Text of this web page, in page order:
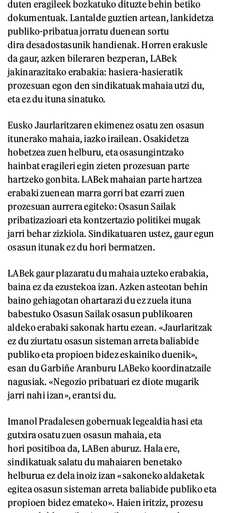
duten eragileek bozkatuko dituzte behin betiko
dokumentuak. Lantalde guztien artean, lankidetza
publiko-pribatua jorratu duenean sortu
dira desadostasunik handienak. Horren erakusle
da gaur, azken bileraren bezperan, LABek
jakinarazitako erabakia: hasiera-hasieratik
prozesuan egon den sindikatuak mahaia utzi du,
eta ez du ituna sinatuko.
Eusko Jaurlaritzaren ekimenez osatu zen osasun
itunerako mahaia, iazko irailean. Osakidetza
hobetzea zuen helburu, eta osasungintzako
hainbat eragileri egin zieten prozesuan parte
hartzeko gonbita. LABek mahaian parte hartzea
erabaki zuenean marra gorri bat ezarri zuen
prozesuan aurrera egiteko: Osasun Sailak
pribatizazioari eta kontzertazio politikei mugak
jarri behar zizkiola. Sindikatuaren ustez, gaur egun
osasun itunak ez du hori bermatzen.
LABek gaur plazaratu du mahaia uzteko erabakia,
baina ez da ezustekoa izan. Azken asteotan behin
baino gehiagotan ohartarazi du ez zuela ituna
babestuko Osasun Sailak osasun publikoaren
aldeko erabaki sakonak hartu ezean. «Jaurlaritzak
ez du ziurtatu osasun sisteman arreta baliabide
publiko eta propioen bidez eskainiko duenik»,
esan du Garbiñe Aranburu LABeko koordinatzaile
nagusiak. «Negozio pribatuari ez diote mugarik
jarri nahi izan», erantsi du.
Imanol Pradalesen gobernuak legealdia hasi eta
gutxira osatu zuen osasun mahaia, eta
hori positiboa da, LABen aburuz. Hala ere,
sindikatuak salatu du mahaiaren benetako
helburua ez dela inoiz izan «sakoneko aldaketak
egitea osasun sisteman arreta baliabide publiko eta
propioen bidez emateko». Haien iritziz, prozesu